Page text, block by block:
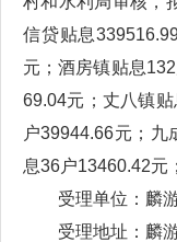
信贷贴息
元；酒房镇贴息
69.04元；丈八镇
户39944.66元；九
息36户13460.42元
受理单位：麟
受理地址：麟